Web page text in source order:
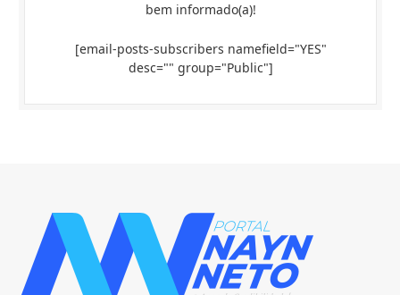
bem informado(a)!
[email-posts-subscribers namefield="YES"
desc="" group="Public"]